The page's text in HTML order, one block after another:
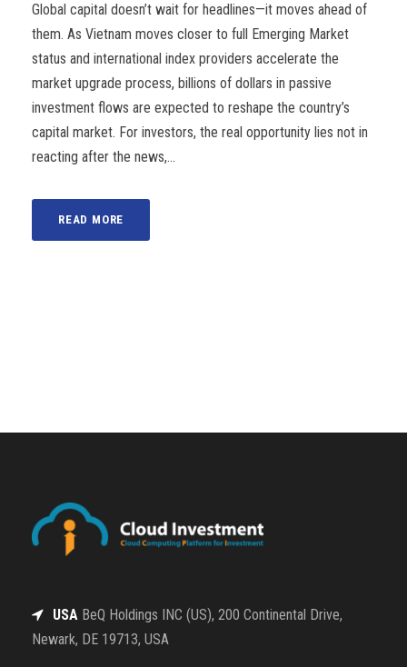
Global capital doesn’t wait for headlines—it moves ahead of
them. As Vietnam moves closer to full Emerging Market
status and international index providers accelerate the
market upgrade process, billions of dollars in passive
investment flows are expected to reshape the country’s
capital market. For investors, the real opportunity lies not in
reacting after the news,...
READ MORE
USA BeQ Holdings INC (US), 200 Continental Drive,
Newark, DE 19713, USA